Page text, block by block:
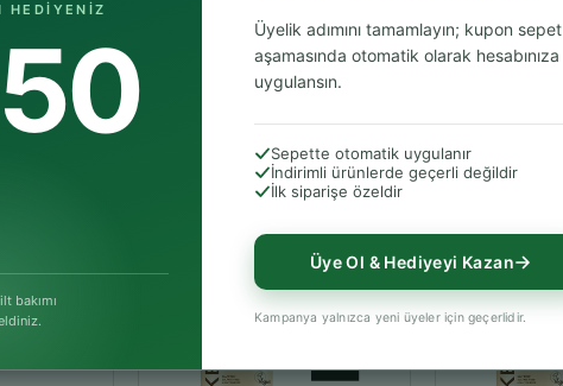
HEDIYENIZ
bakımı
Üyelik adımını tamamlayın; kupon sepet
aşamasında otomatik olarak hesabınıza
uygulansın.
Sepette otomatik uygulanır
İndirimli ürünlerde geçerli değildir
İlk siparişe özeldir
Üye Ol & Hediyeyi Kazan
Kampanya yalnızca yeni üyeler için geçerlidir.